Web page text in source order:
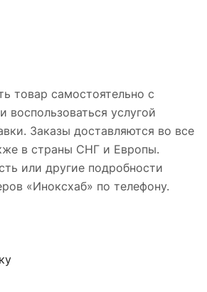
товар самостоятельно с
воспользоваться услугой
Заказы доставляются во все
в страны СНГ и Европы.
или другие подробности
«Иноксхаб» по телефону.